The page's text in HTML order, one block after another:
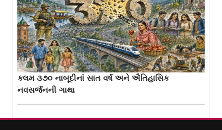
કલમ ૩૭૦ નાબૂદીનાં સાત વર્ષ અને ઐતિહાસિક
નવસર્જનની ગાથા